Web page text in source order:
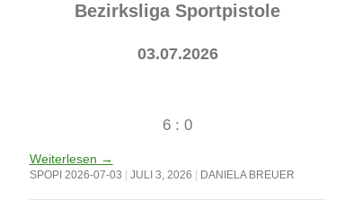
Bezirksliga Sportpistole
03.07.2026
6 : 0
Weiterlesen →
SPOPI 2026-07-03 JULI 3, 2026 DANIELA BREUER